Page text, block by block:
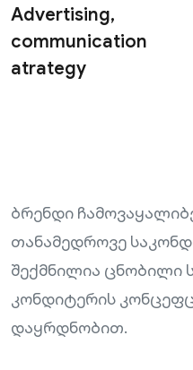
Advertising,
communication
atrategy
ბრენდი
თანამედროვე
შექმნილია
კონდიტერის
დაყრდნობით.